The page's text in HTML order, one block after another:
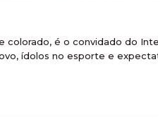
colorado, é o convidado do
ídolos no esporte e